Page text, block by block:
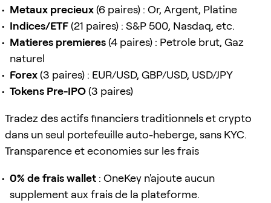
Metaux precieux(6 paires) : Or, Argent, Platine
Indices/ETF(21 paires) : S&P 500, Nasdaq, etc.
Matieres premieres(4 paires) : Petrole brut, Gaz
naturel
Forex(3 paires) : EUR/USD, GBP/USD, USD/JPY
Tokens Pre-IPO(3 paires)
Tradez des actifs financiers traditionnels et crypto
dans un seul portefeuille auto-heberge, sans KYC.
Transparence et economies sur les frais
0% de frais wallet : OneKey n'ajoute aucun
supplement aux frais de la plateforme.